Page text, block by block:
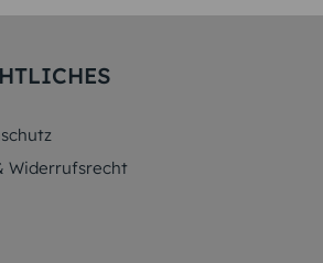
Widerrufsrecht